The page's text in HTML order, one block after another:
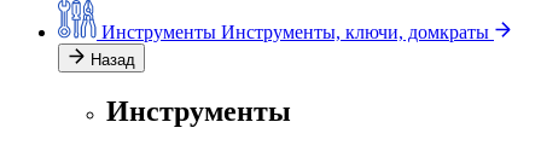
Инструменты Инструменты, ключи, домкраты
Назад
Инструменты